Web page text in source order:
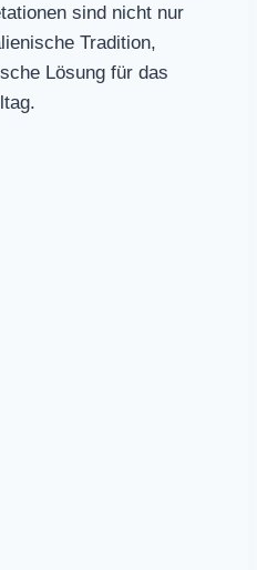
sind nicht nur
Tradition,
Lösung für das